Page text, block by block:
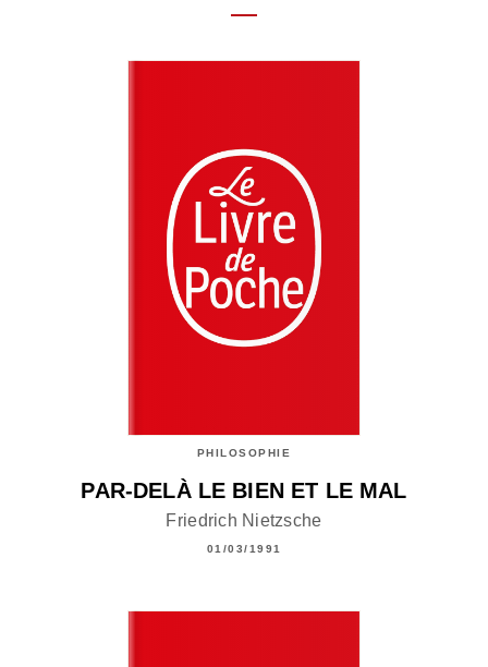
PHILOSOPHIE
PAR-DELÀ LE BIEN ET LE MAL
Friedrich Nietzsche
01/03/1991